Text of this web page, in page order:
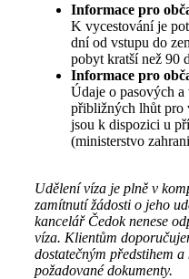
Informace pro
K vycestování je
dní od vstupu do
pobyt kratší než 90
Informace pro
Údaje o pasových
přibližných lhůt pro
jsou k dispozici u
(ministerstvo
Udělení víza je plně v
zamítnutí žádosti o jeho
kancelář Čedok nenese
víza. Klientům
dostatečným předstihem
požadované dokumenty.